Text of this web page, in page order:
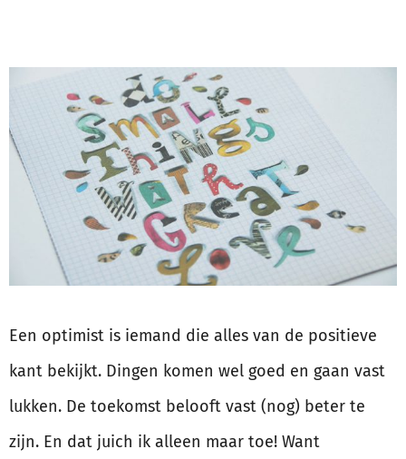
Een optimist is iemand die alles van de positieve
kant bekijkt. Dingen komen wel goed en gaan vast
lukken. De toekomst belooft vast (nog) beter te
zijn. En dat juich ik alleen maar toe! Want